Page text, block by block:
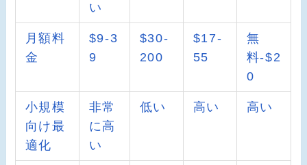
い
月額料
金
$9-3
9
$30-
200
$17-
55
無
料-$2
0
小規模
向け最
適化
非常
に高
い
低い 高い 高い